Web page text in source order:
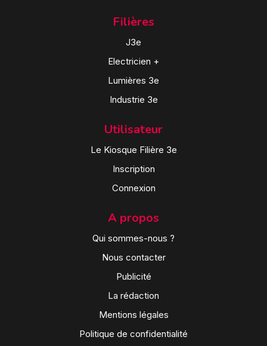
Filières
J3e
Electricien +
Lumières 3e
Industrie 3e
Utilisateur
Le Kiosque Filière 3e
Inscription
Connexion
A propos
Qui sommes-nous ?
Nous contacter
Publicité
La rédaction
Mentions légales
Politique de confidentialité